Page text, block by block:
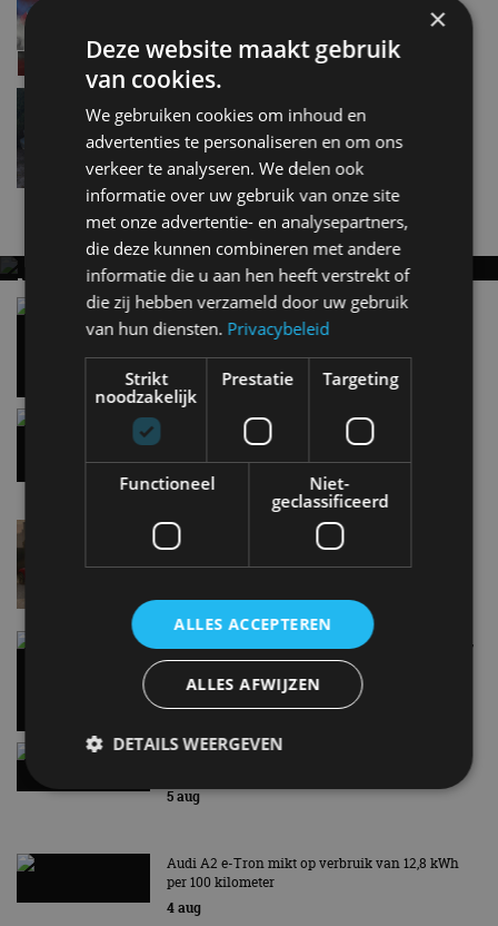
aug 2025
Nieuwste berichten
MET KORTING NAAR EV EXPERIENCE 2026?
AUTORAI REGELT HET!
EV Experience 2026 van 24 tot 26 september
Vergelijking: BMW iX3 vs Volvo EX60 – Welke
moet je hebben?
Gespot: een Chevrolet Corvette Z06
Lamborghini Revuelto eert 60 jaar Miura met
speciale editie
6 aug
Carbon fibre op je laadkabel: nergens voor nodig,
en precies daarom geweldig
5 aug
Hennessey Blackbird krijgt atmosferische V8 en
5 aug
Audi A2 e-Tron mikt op verbruik van 12,8 kWh
per 100 kilometer
4 aug
×
Deze website maakt gebruik
van cookies.
We gebruiken cookies om inhoud en
advertenties te personaliseren en om ons
verkeer te analyseren. We delen ook
informatie over uw gebruik van onze site
met onze advertentie- en analysepartners,
die deze kunnen combineren met andere
informatie die u aan hen heeft verstrekt of
die zij hebben verzameld door uw gebruik
van hun diensten. Privacybeleid
Strikt
noodzakelijk
Prestatie Targeting
Functioneel
Niet-
geclassificeerd
ALLES ACCEPTEREN
ALLES AFWIJZEN
DETAILS WEERGEVEN
Functioneel
Niet-geclassificeerd
Strikt noodzakelijke cookies maken de